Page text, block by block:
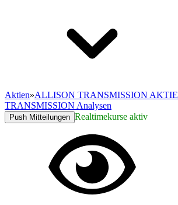
Aktien»ALLISON TRANSMISSION AKTIE
TRANSMISSION Analysen
Push Mitteilungen Realtimekurse aktiv